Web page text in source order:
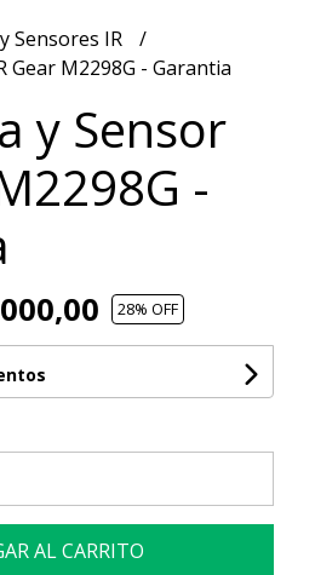
Sensores IR
Gear M2298G - Garantia
y Sensor
-
28% OFF
AL CARRITO